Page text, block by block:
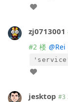
zj0713001
#2 楼 @Rei
jesktop #3